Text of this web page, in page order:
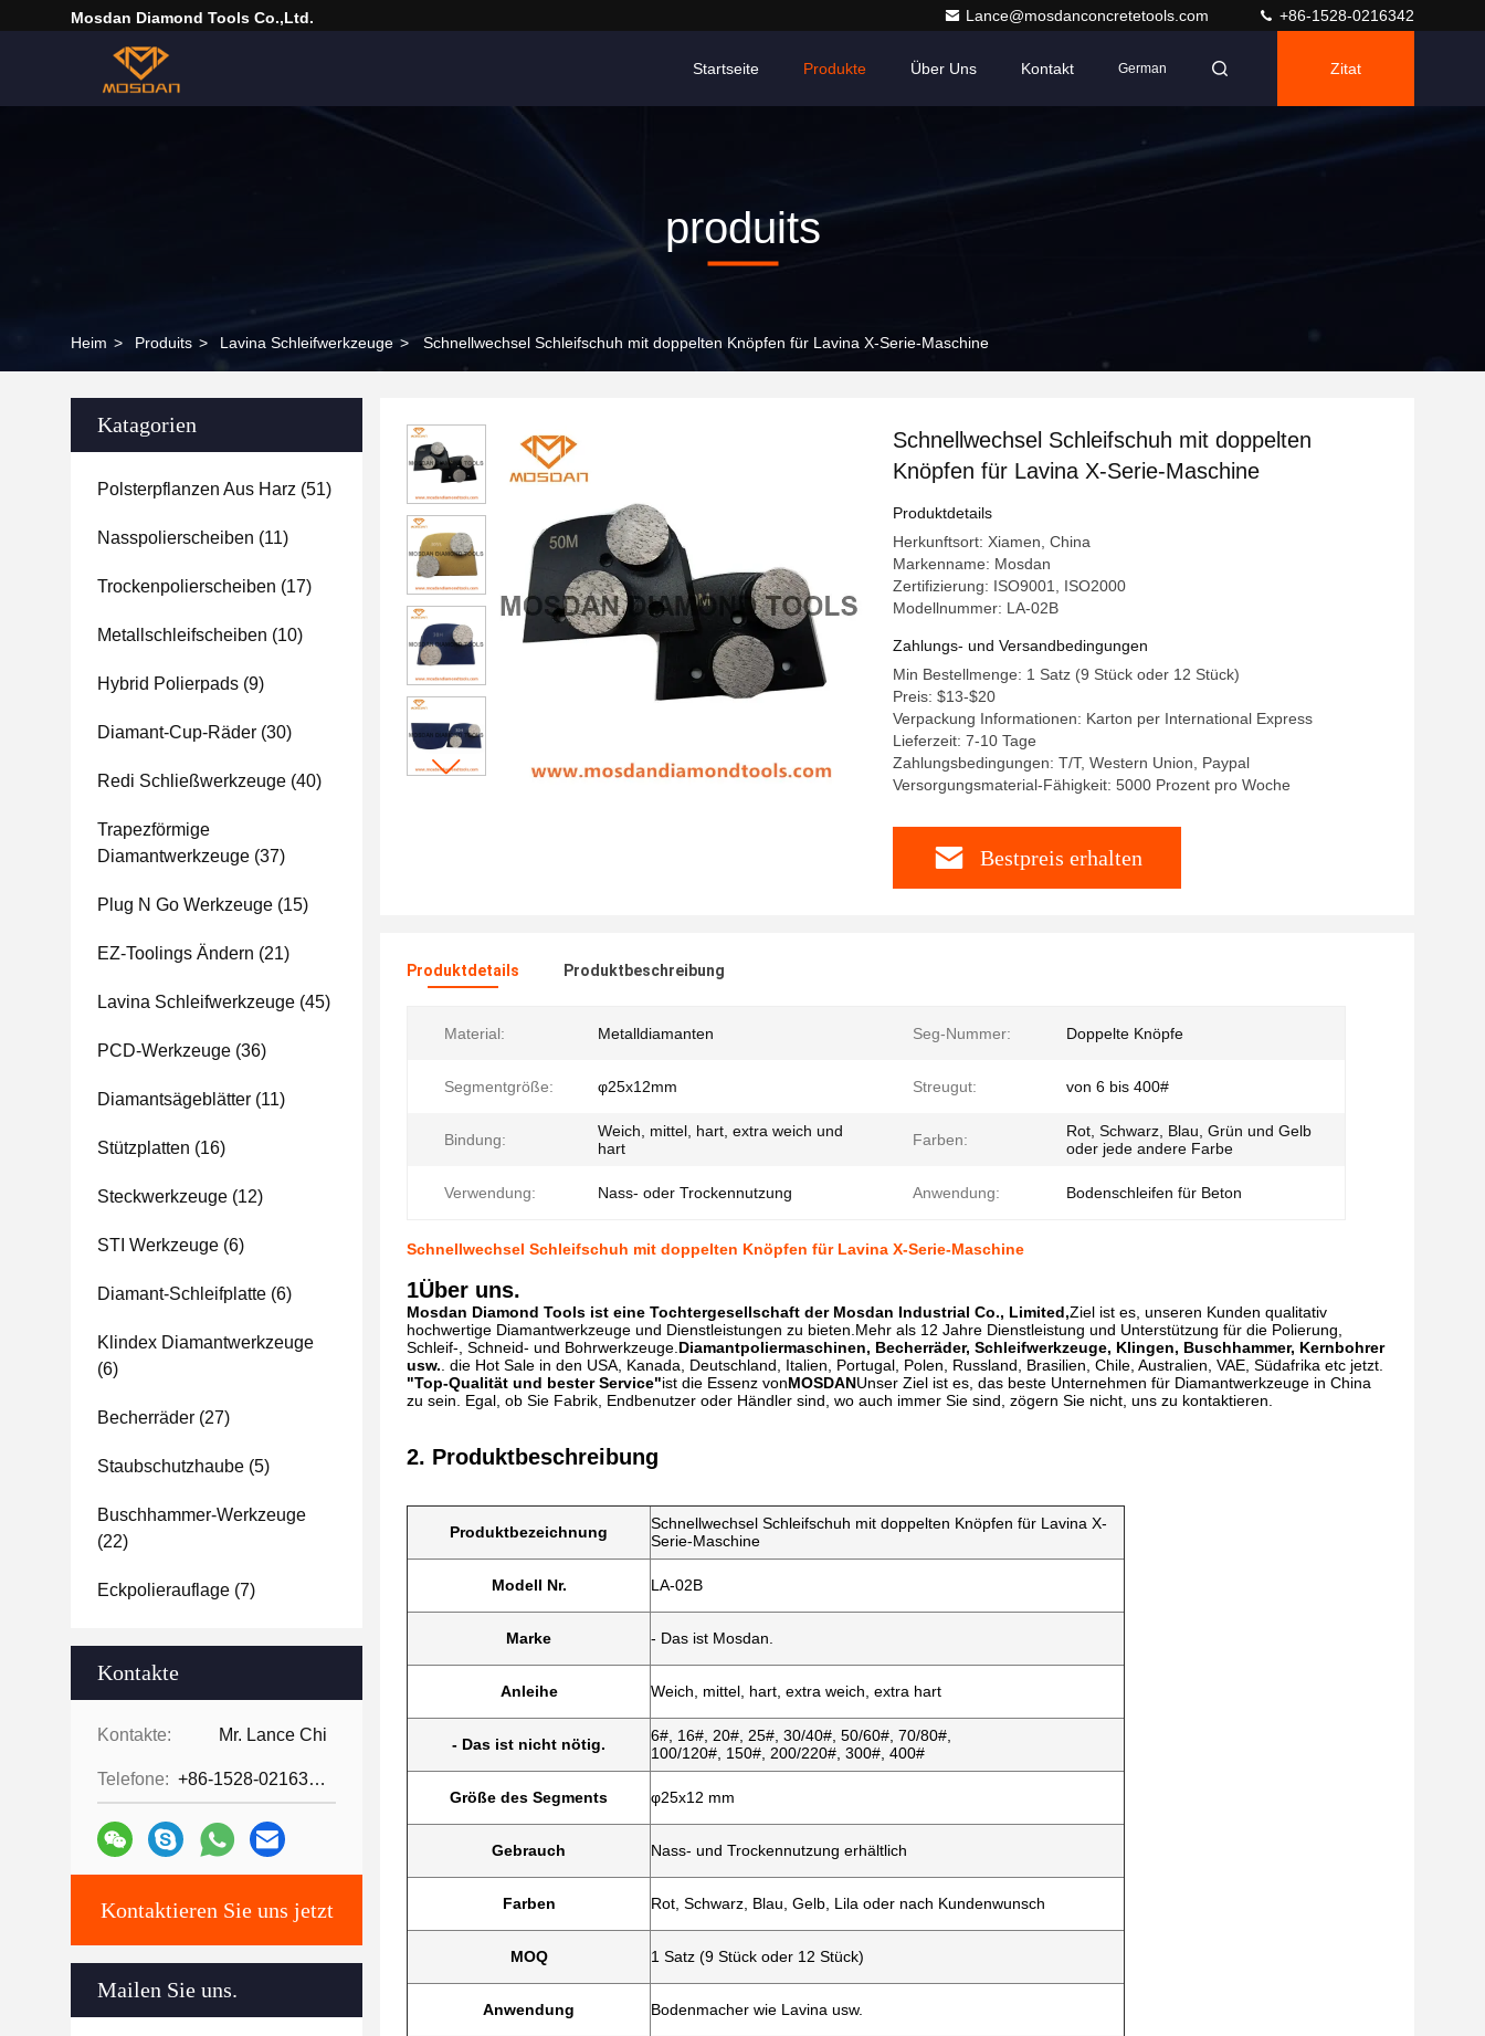
Mosdan Diamond Tools Co.,Ltd. Lance@mosdanconcretetools.com +86-1528-0216342
Startseite Produkte Über Uns Kontakt German Zitat
produits
Heim > Produits > Lavina Schleifwerkzeuge > Schnellwechsel Schleifschuh mit doppelten Knöpfen für Lavina X-Serie-Maschine
Katagorien
Polsterpflanzen Aus Harz (51)
Nasspolierscheiben (11)
Trockenpolierscheiben (17)
Metallschleifscheiben (10)
Hybrid Polierpads (9)
Diamant-Cup-Räder (30)
Redi Schließwerkzeuge (40)
Trapezförmige
Diamantwerkzeuge (37)
Plug N Go Werkzeuge (15)
EZ-Toolings Ändern (21)
Lavina Schleifwerkzeuge (45)
PCD-Werkzeuge (36)
Diamantsägeblätter (11)
Stützplatten (16)
Steckwerkzeuge (12)
STI Werkzeuge (6)
Diamant-Schleifplatte (6)
Klindex Diamantwerkzeuge
(6)
Becherräder (27)
Staubschutzhaube (5)
Buschhammer-Werkzeuge
(22)
Eckpolierauflage (7)
Kontakte
Kontakte: Mr. Lance Chi
Telefone: +86-1528-0216342
Kontaktieren Sie uns jetzt
Mailen Sie uns.
Schnellwechsel Schleifschuh mit doppelten
Knöpfen für Lavina X-Serie-Maschine
Produktdetails
Herkunftsort: Xiamen, China
Markenname: Mosdan
Zertifizierung: ISO9001, ISO2000
Modellnummer: LA-02B
Zahlungs- und Versandbedingungen
Min Bestellmenge: 1 Satz (9 Stück oder 12 Stück)
Preis: $13-$20
Verpackung Informationen: Karton per International Express
Lieferzeit: 7-10 Tage
Zahlungsbedingungen: T/T, Western Union, Paypal
Versorgungsmaterial-Fähigkeit: 5000 Prozent pro Woche
Bestpreis erhalten
Produktdetails Produktbeschreibung
Material: Metalldiamanten Seg-Nummer: Doppelte Knöpfe
Segmentgröße: φ25x12mm Streugut: von 6 bis 400#
Bindung:
Weich, mittel, hart, extra weich und
hart
Farben:
Rot, Schwarz, Blau, Grün und Gelb
oder jede andere Farbe
Verwendung: Nass- oder Trockennutzung Anwendung: Bodenschleifen für Beton
Schnellwechsel Schleifschuh mit doppelten Knöpfen für Lavina X-Serie-Maschine
1Über uns.
Mosdan Diamond Tools ist eine Tochtergesellschaft der Mosdan Industrial Co., Limited,Ziel ist es, unseren Kunden qualitativ
hochwertige Diamantwerkzeuge und Dienstleistungen zu bieten.Mehr als 12 Jahre Dienstleistung und Unterstützung für die Polierung,
Schleif-, Schneid- und Bohrwerkzeuge. Diamantpoliermaschinen, Becherräder, Schleifwerkzeuge, Klingen, Buschhammer, Kernbohrer
usw. . die Hot Sale in den USA, Kanada, Deutschland, Italien, Portugal, Polen, Russland, Brasilien, Chile, Australien, VAE, Südafrika etc jetzt.
"Top-Qualität und bester Service"ist die Essenz vonMOSDANUnser Ziel ist es, das beste Unternehmen für Diamantwerkzeuge in China
zu sein. Egal, ob Sie Fabrik, Endbenutzer oder Händler sind, wo auch immer Sie sind, zögern Sie nicht, uns zu kontaktieren.
2. Produktbeschreibung
Produktbezeichnung
Schnellwechsel Schleifschuh mit doppelten Knöpfen für Lavina X-
Serie-Maschine
Modell Nr. LA-02B
Marke - Das ist Mosdan.
Anleihe Weich, mittel, hart, extra weich, extra hart
- Das ist nicht nötig.
6#, 16#, 20#, 25#, 30/40#, 50/60#, 70/80#,
100/120#, 150#, 200/220#, 300#, 400#
Größe des Segments φ25x12 mm
Gebrauch Nass- und Trockennutzung erhältlich
Farben Rot, Schwarz, Blau, Gelb, Lila oder nach Kundenwunsch
MOQ 1 Satz (9 Stück oder 12 Stück)
Anwendung Bodenmacher wie Lavina usw.